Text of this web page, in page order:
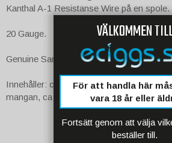
Kanthal A-1 Resistanse Wire på en spole.
20 Gauge.
Genuine Sandvik Wire - Smelted in
Innehåller: ca. 70% järn, 0,08% karbon,
mangan, ca 22% krom, 5,8% aluminium
VÄLKOMMEN
För att handla här
vara 18 år eller
Fortsätt genom att välja
beställer till.